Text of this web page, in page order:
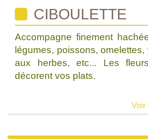
CIBOULETTE
Accompagne finement
légumes, poissons, omelettes,
aux herbes, etc... Les
décorent vos plats.
Voir